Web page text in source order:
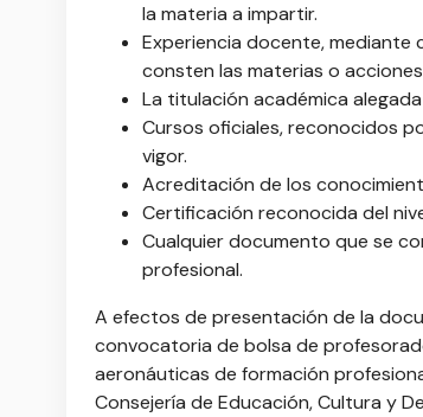
la materia a impartir.
Experiencia docente, mediante
consten las materias o
La titulación académica
Cursos oficiales, reconocidos
vigor.
Acreditación de los
Certificación reconocida del
Cualquier documento que se
profesional.
A efectos de presentación de la
convocatoria de bolsa de
aeronáuticas de formación
Consejería de Educación, Cultura y